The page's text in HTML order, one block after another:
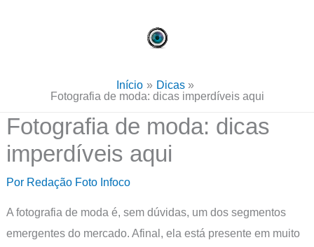
Início
Dicas
Fotografia de moda: dicas imperdíveis aqui
Fotografia de moda: dicas
imperdíveis aqui
Por Redação Foto Infoco
A fotografia de moda é, sem dúvidas, um dos segmentos
emergentes do mercado. Afinal, ela está presente em muito